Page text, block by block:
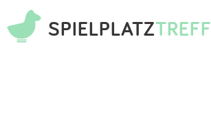
SPIELPLATZTREFF